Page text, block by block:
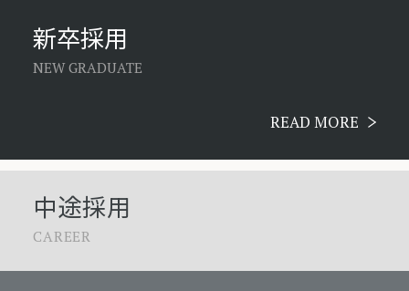
新卒採用
NEW GRADUATE
READ MORE
中途採用
CAREER